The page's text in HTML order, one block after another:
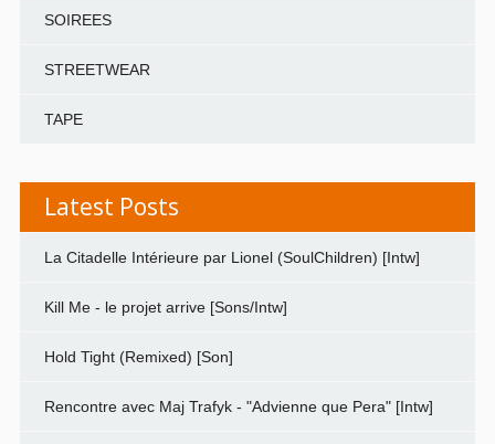
SOIREES
STREETWEAR
TAPE
Latest Posts
La Citadelle Intérieure par Lionel (SoulChildren) [Intw]
Kill Me - le projet arrive [Sons/Intw]
Hold Tight (Remixed) [Son]
Rencontre avec Maj Trafyk - "Advienne que Pera" [Intw]